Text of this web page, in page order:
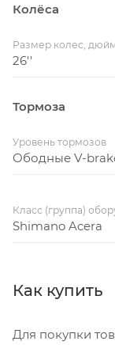
Колёса
Размер колес,
26''
Тормоза
Уровень тормозов
Ободные V-
Класс (группа)
Shimano Acera
Как купить
Для покупки